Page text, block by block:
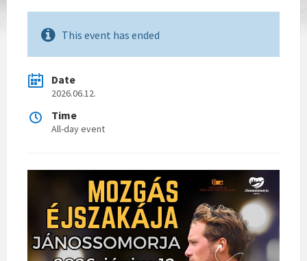
This event has ended
Date
2026.06.12.
Time
All-day event